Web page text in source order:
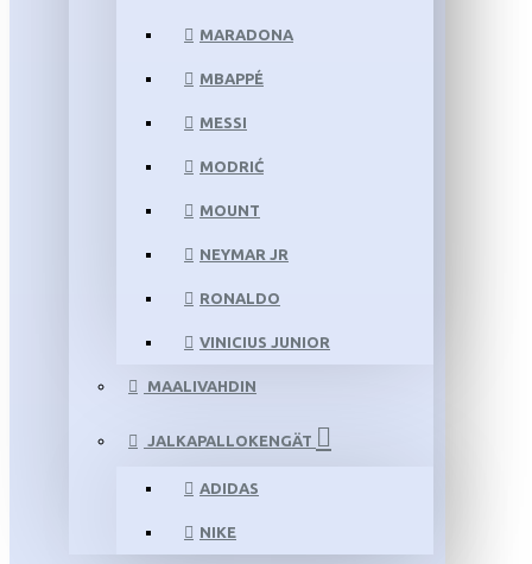
MARADONA
MBAPPÉ
MESSI
MODRIĆ
MOUNT
NEYMAR JR
RONALDO
VINICIUS JUNIOR
MAALIVAHDIN
JALKAPALLOKENGÄT
ADIDAS
NIKE